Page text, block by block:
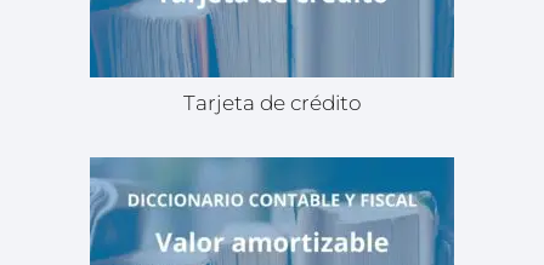
Tarjeta de crédito